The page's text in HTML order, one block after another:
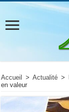
Accueil > Actualité >
en valeur